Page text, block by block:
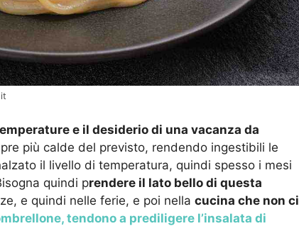
e il desiderio di una vacanza da
più calde del previsto, rendendo ingestibili le
il livello di temperatura, quindi spesso i mesi
quindi prendere il lato bello di questa
e quindi nelle ferie, e poi nella cucina che non ci
tendono a prediligere l’insalata di